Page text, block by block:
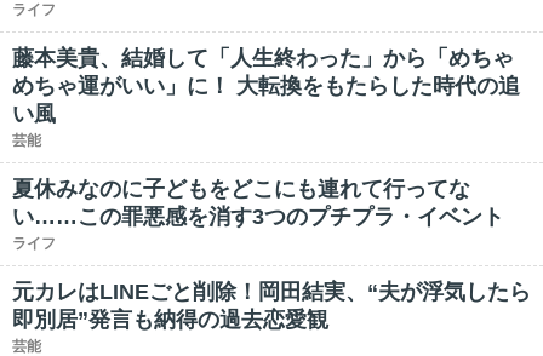
ライフ
藤本美貴、結婚して「人生終わった」から「めちゃ
めちゃ運がいい」に！ 大転換をもたらした時代の追
い風
芸能
夏休みなのに子どもをどこにも連れて行ってな
い……この罪悪感を消す3つのプチプラ・イベント
ライフ
元カレはLINEごと削除！岡田結実、“夫が浮気したら
即別居”発言も納得の過去恋愛観
芸能